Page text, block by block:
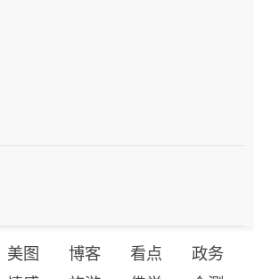
美图 博客 看点
政务